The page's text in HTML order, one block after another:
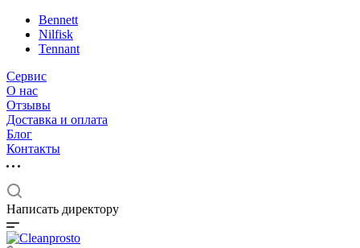
Bennett
Nilfisk
Tennant
Сервис
О нас
Отзывы
Доставка и оплата
Блог
Контакты
Написать директору